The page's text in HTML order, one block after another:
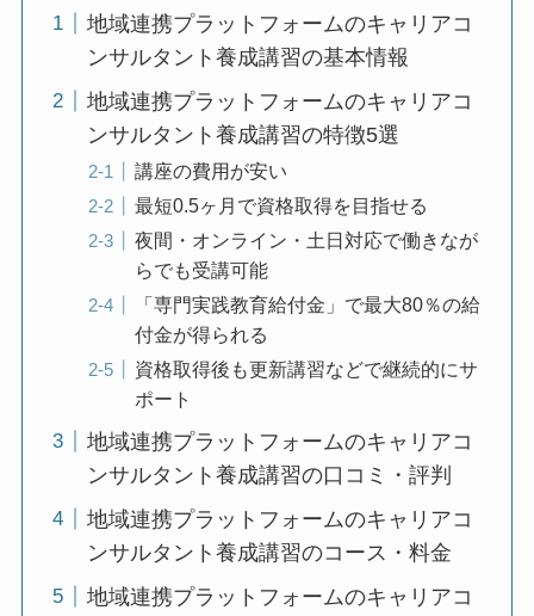
地域連携プラットフォームのキャリアコ
ンサルタント養成講習の基本情報
地域連携プラットフォームのキャリアコ
ンサルタント養成講習の特徴5選
講座の費用が安い
最短0.5ヶ月で資格取得を目指せる
夜間・オンライン・土日対応で働きなが
らでも受講可能
「専門実践教育給付金」で最大80％の給
付金が得られる
資格取得後も更新講習などで継続的にサ
ポート
地域連携プラットフォームのキャリアコ
ンサルタント養成講習の口コミ・評判
地域連携プラットフォームのキャリアコ
ンサルタント養成講習のコース・料金
地域連携プラットフォームのキャリアコ